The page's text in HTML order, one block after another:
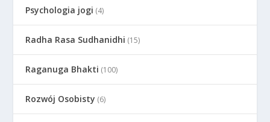
Psychologia jogi (4)
Radha Rasa Sudhanidhi (15)
Raganuga Bhakti (100)
Rozwój Osobisty (6)